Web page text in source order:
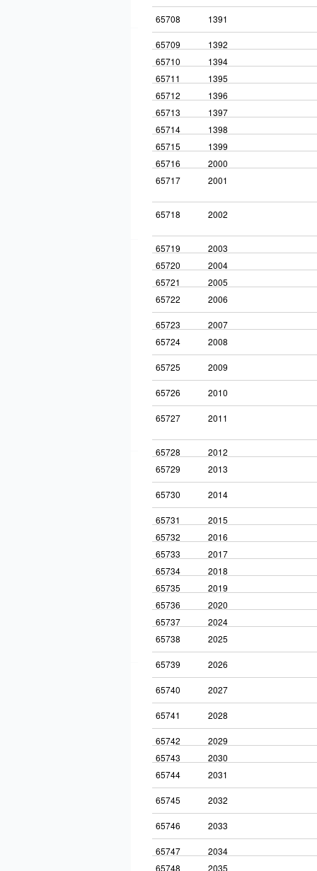
65708 1391
65709
1392
65710
1394
65711
1395
65712
1396
65713
1397
65714
1398
65715
1399
65716
2000
65717
2001
65718 2002
65719
2003
65720
2004
65721
2005
65722
2006
65723
2007
65724
2008
65725 2009
65726 2010
65727 2011
65728
2012
65729
2013
65730 2014
65731
2015
65732
2016
65733
2017
65734
2018
65735
2019
65736
2020
65737
2024
65738
2025
65739 2026
65740 2027
65741 2028
65742
2029
65743
2030
65744
2031
65745 2032
65746 2033
65747
2034
65748
2035